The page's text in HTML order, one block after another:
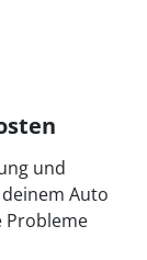
und
Auto
Probleme